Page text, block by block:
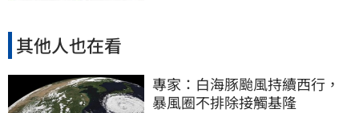
其他人也在看
專家：白海豚颱風持續西行，
暴風圈不排除接觸基隆